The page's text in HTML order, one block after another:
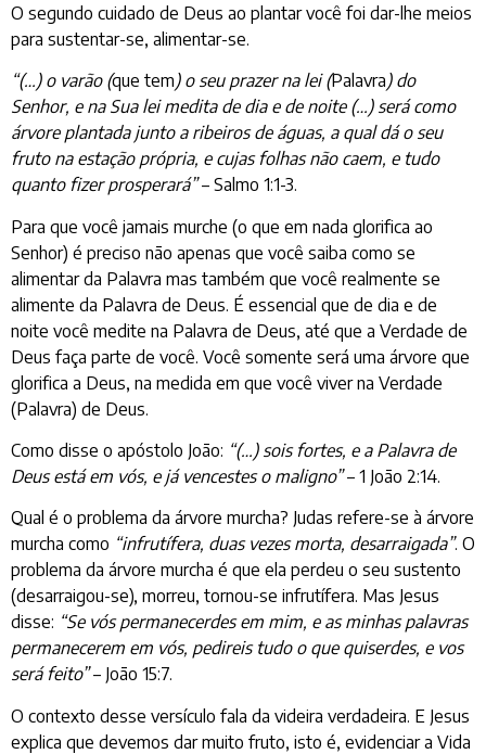
O segundo cuidado de Deus ao plantar você foi dar-lhe meios
para sustentar-se, alimentar-se.
“(…) o varão (que tem) o seu prazer na lei (Palavra) do
Senhor, e na Sua lei medita de dia e de noite (…) será como
árvore plantada junto a ribeiros de águas, a qual dá o seu
fruto na estação própria, e cujas folhas não caem, e tudo
quanto fizer prosperará”– Salmo 1:1-3.
Para que você jamais murche (o que em nada glorifica ao
Senhor) é preciso não apenas que você saiba como se
alimentar da Palavra mas também que você realmente se
alimente da Palavra de Deus. É essencial que de dia e de
noite você medite na Palavra de Deus, até que a Verdade de
Deus faça parte de você. Você somente será uma árvore que
glorifica a Deus, na medida em que você viver na Verdade
(Palavra) de Deus.
Como disse o apóstolo João: “(…) sois fortes, e a Palavra de
Deus está em vós, e já vencestes o maligno”– 1 João 2:14.
Qual é o problema da árvore murcha? Judas refere-se à árvore
murcha como “infrutífera, duas vezes morta, desarraigada”. O
problema da árvore murcha é que ela perdeu o seu sustento
(desarraigou-se), morreu, tornou-se infrutífera. Mas Jesus
disse: “Se vós permanecerdes em mim, e as minhas palavras
permanecerem em vós, pedireis tudo o que quiserdes, e vos
será feito”– João 15:7.
O contexto desse versículo fala da videira verdadeira. E Jesus
explica que devemos dar muito fruto, isto é, evidenciar a Vida